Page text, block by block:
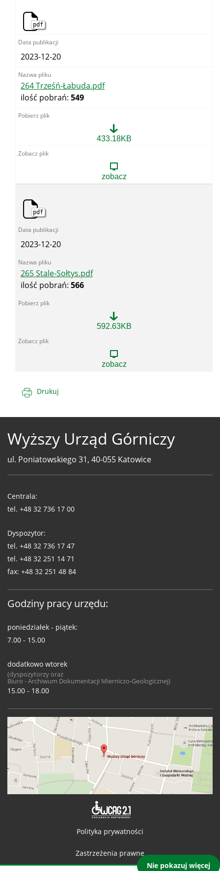
Nie pokazuj więcej
pdf
2023-12-20
264 Trześń-Łabuda.pdf
ilość pobrań: 549
Łabuda.pdf
433.18KB
zobacz
pdf
2023-12-20
265 Stale-Sołtys.pdf
ilość pobrań: 566
Sołtys.pdf
592.63KB
zobacz
Drukuj
Wyższy Urząd Górniczy
ul. Poniatowskiego 31, 40-055 Katowice
WUG
Centrala:
tel. +48 32 736 17 00
Dyspozytor:
tel. +48 32 736 17 47
tel. +48 32 251 14 71
fax: +48 32 251 48 84
Godziny pracy urzędu:
poniedziałek - piątek:
7.00 - 15.00
dodatkowo wtorek
(dyspozytorzy oraz
Biuro - Archiwum Dokumentacji Mierniczo-Geologicznej)
15.00 - 18.00
Polityka prywatności
Zastrzeżenia prawne